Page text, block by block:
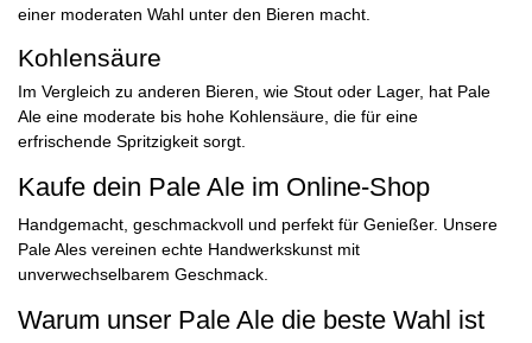
einer moderaten Wahl unter den Bieren macht.
Kohlensäure
Im Vergleich zu anderen Bieren, wie Stout oder Lager, hat Pale
Ale eine moderate bis hohe Kohlensäure, die für eine
erfrischende Spritzigkeit sorgt.
Kaufe dein Pale Ale im Online-Shop
Handgemacht, geschmackvoll und perfekt für Genießer. Unsere
Pale Ales vereinen echte Handwerkskunst mit
unverwechselbarem Geschmack.
Warum unser Pale Ale die beste Wahl ist